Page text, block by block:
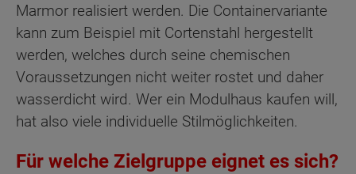
Marmor realisiert werden. Die Containervariante
kann zum Beispiel mit Cortenstahl hergestellt
werden, welches durch seine chemischen
Voraussetzungen nicht weiter rostet und daher
wasserdicht wird. Wer ein Modulhaus kaufen will,
hat also viele individuelle Stilmöglichkeiten.
Für welche Zielgruppe eignet es sich?